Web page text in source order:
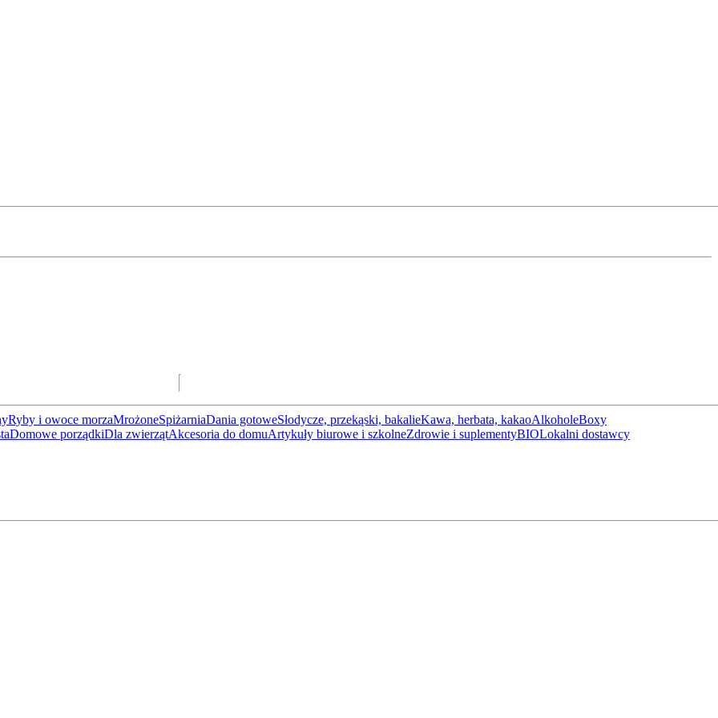
Ryby i owoce morzaMrożoneSpiżarniaDania gotoweSłodycze, przekąski, bakalieKawa, herbata, kakaoAlkoholeBoxy
Domowe porządkiDla zwierzątAkcesoria do domuArtykuły biurowe i szkolneZdrowie i suplementyBIOLokalni dostawcy